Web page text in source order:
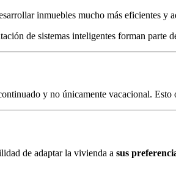
inmuebles mucho más eficientes y
de sistemas inteligentes forman parte
y no únicamente vacacional.
de adaptar la vivienda a sus